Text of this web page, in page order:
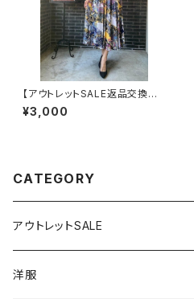
【アウトレットSALE返品交換不
可8/20まで】フランス製インポ
ート・ロング丈マキシワンピース
¥3,000
CATEGORY
アウトレットSALE
1000円
洋服